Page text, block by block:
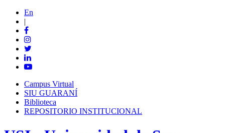
En
|
Campus Virtual
SIU GUARANÍ
Biblioteca
REPOSITORIO INSTITUCIONAL